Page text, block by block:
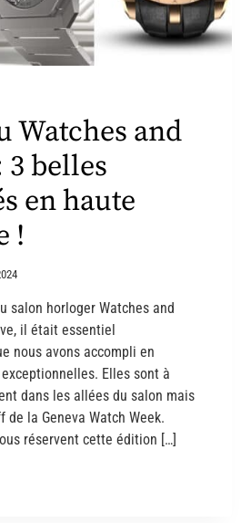
Watches and
belles
en haute
!
salon horloger Watches and
il était essentiel
nous avons accompli en
Elles sont à
dans les allées du salon mais
de la Geneva Watch Week.
réservent cette édition […]